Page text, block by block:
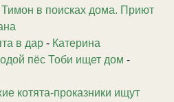
в поисках дома. Приют
в дар - Катерина
пёс Тоби ищет дом -
котята-проказники ищут